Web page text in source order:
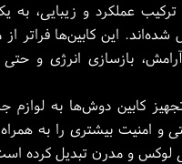
ترکیب عملکرد و زیبایی، به
این کابین‌ها فراتر
بازسازی انرژی و
کابین دوش‌ها به لوازم
و امنیت بیشتری را به
و مدرن تبدیل کرده